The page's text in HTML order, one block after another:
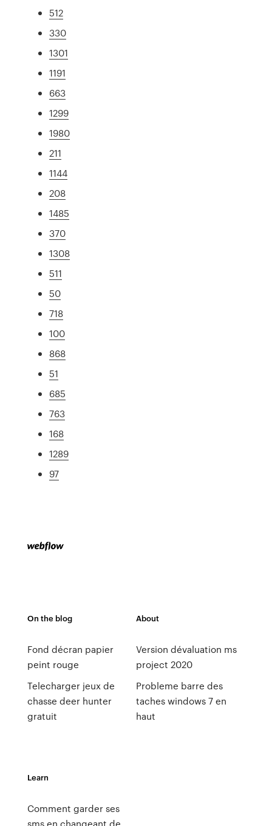
512
330
1301
1191
663
1299
1980
211
1144
208
1485
370
1308
511
50
718
100
868
51
685
763
168
1289
97
On the blog
Fond décran papier
peint rouge
Telecharger jeux de
chasse deer hunter
gratuit
About
Version dévaluation ms
project 2020
Probleme barre des
taches windows 7 en
haut
Learn
Comment garder ses
sms en changeant de